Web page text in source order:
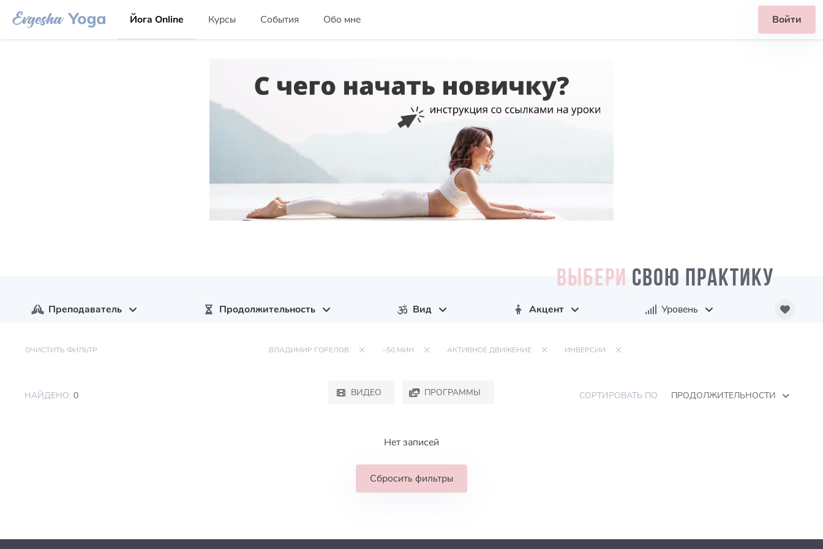
Йога Online Курсы События Обо мне Войти
ВЫБЕРИ СВОЮ ПРАКТИКУ
Преподаватель Продолжительность Вид Акцент Уровень
ОЧИСТИТЬ ФИЛЬТР ВЛАДИМИР ГОРЕЛОВ ~50 МИН АКТИВНОЕ ДВИЖЕНИЕ ИНВЕРСИИ
НАЙДЕНО: 0 ВИДЕО ПРОГРАММЫ СОРТИРОВАТЬ ПО ПРОДОЛЖИТЕЛЬНОСТИ
Нет записей
Сбросить фильтры